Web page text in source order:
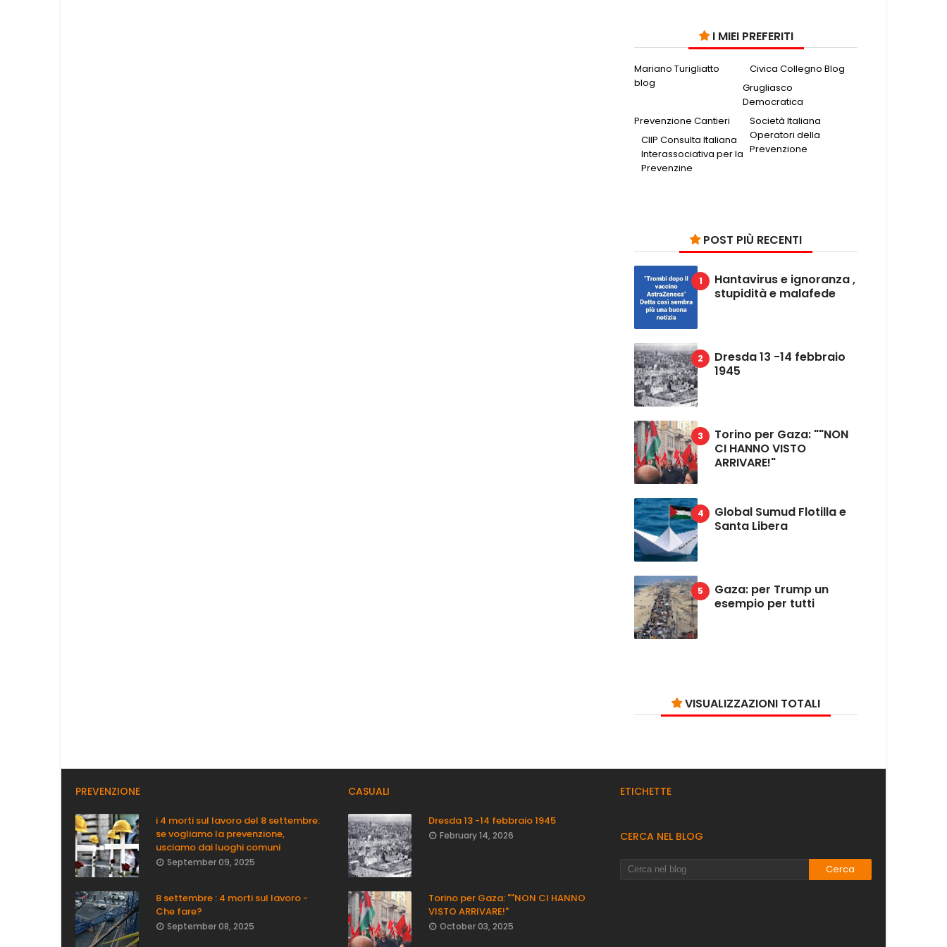
I MIEI PREFERITI
Mariano Turigliatto
blog
Civica Collegno Blog
Grugliasco
Democratica
Società Italiana
Operatori della
Prevenzione
Prevenzione Cantieri
CIIP Consulta Italiana
Interassociativa per la
Prevenzine
POST PIÙ RECENTI
Hantavirus e ignoranza ,
stupidità e malafede
Dresda 13 -14 febbraio
1945
Torino per Gaza: ""NON
CI HANNO VISTO
ARRIVARE!"
Global Sumud Flotilla e
Santa Libera
Gaza: per Trump un
esempio per tutti
VISUALIZZAZIONI TOTALI
PREVENZIONE
i 4 morti sul lavoro del 8 settembre:
se vogliamo la prevenzione,
usciamo dai luoghi comuni
September 09, 2025
8 settembre : 4 morti sul lavoro -
Che fare?
September 08, 2025
CASUALI
Dresda 13 -14 febbraio 1945
February 14, 2026
Torino per Gaza: ""NON CI HANNO
VISTO ARRIVARE!"
October 03, 2025
ETICHETTE
CERCA NEL BLOG